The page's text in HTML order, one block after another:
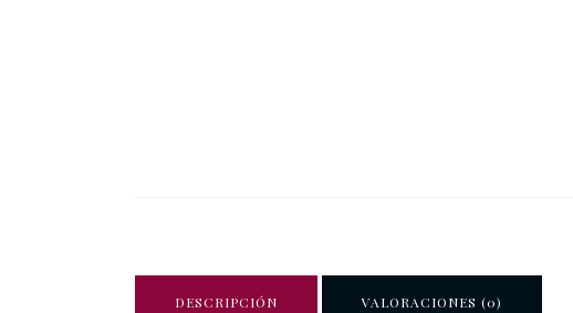
DESCRIPCIÓN VALORACIONES (0)